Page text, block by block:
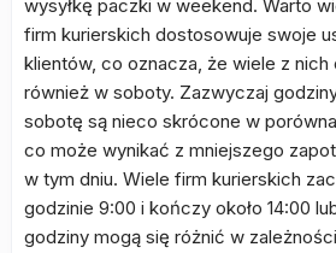
wysyłkę paczki w weekend. Warto
firm kurierskich dostosowuje swoje
klientów, co oznacza, że wiele z
również w soboty. Zazwyczaj
sobotę są nieco skrócone w
co może wynikać z mniejszego
w tym dniu. Wiele firm kurierskich
godzinie 9:00 i kończy około 14:00
godziny mogą się różnić w